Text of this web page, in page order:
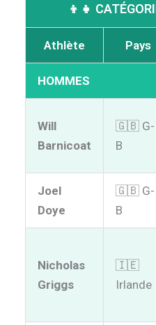
👦👧
Athlète Pays
HOMMES
Will
Barnicoat
🇬🇧 G-
B
Joel
Doye
🇬🇧 G-
B
Nicholas
Griggs
🇮🇪
Irlande